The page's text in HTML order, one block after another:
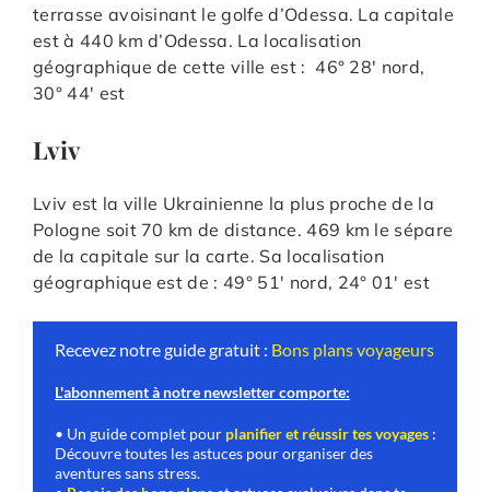
terrasse avoisinant le golfe d’Odessa. La capitale
est à 440 km d’Odessa. La localisation
géographique de cette ville est : 46° 28′ nord,
30° 44′ est
Lviv
Lviv est la ville Ukrainienne la plus proche de la
Pologne soit 70 km de distance. 469 km le sépare
de la capitale sur la carte. Sa localisation
géographique est de : 49° 51′ nord, 24° 01′ est